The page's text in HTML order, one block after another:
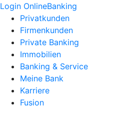
Login OnlineBanking
Privatkunden
Firmenkunden
Private Banking
Immobilien
Banking & Service
Meine Bank
Karriere
Fusion